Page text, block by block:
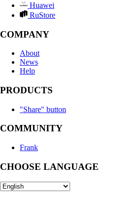
Huawei
RuStore
COMPANY
About
News
Help
PRODUCTS
"Share" button
COMMUNITY
Frank
CHOOSE LANGUAGE